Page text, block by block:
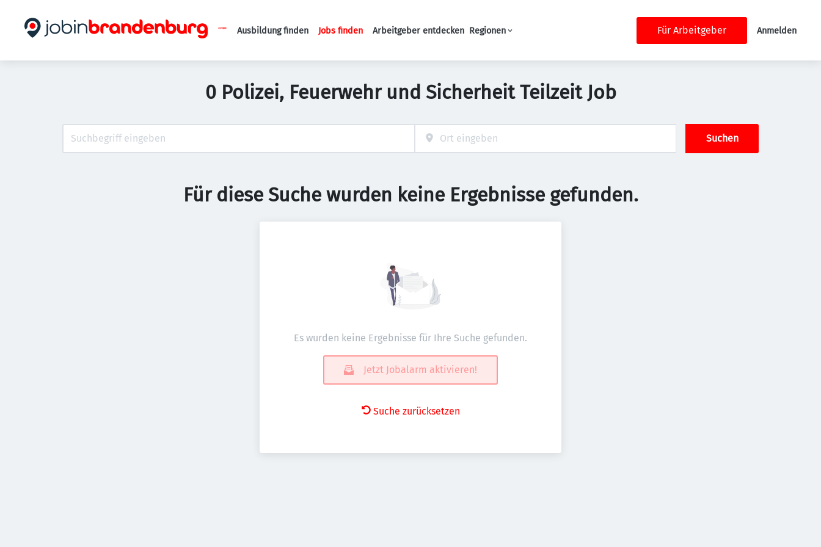
Haupt-Navigation
Ausbildung finden Jobs finden Arbeitgeber entdecken Regionen Für Arbeitgeber Anmelden
0 Polizei, Feuerwehr und Sicherheit Teilzeit Job
Suchen
Für diese Suche wurden keine Ergebnisse gefunden.
Es wurden keine Ergebnisse für Ihre Suche gefunden.
Jetzt Jobalarm aktivieren!
Suche zurücksetzen